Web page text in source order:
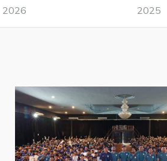
2026 2025